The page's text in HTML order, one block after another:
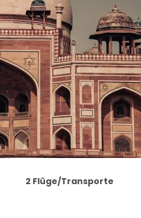
2 Flüge/Transporte